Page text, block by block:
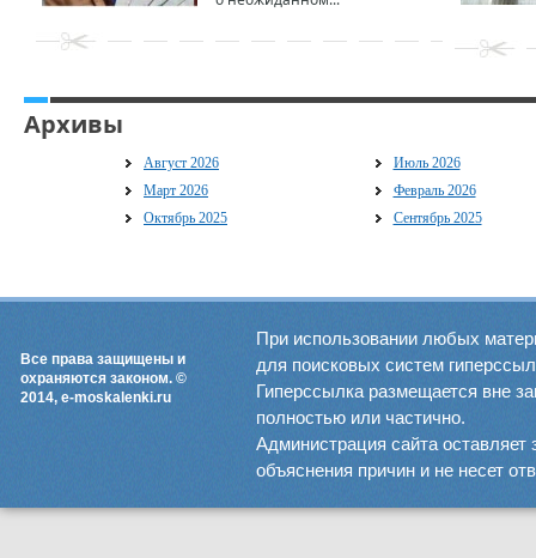
Архивы
Август 2026
Июль 2026
Март 2026
Февраль 2026
Октябрь 2025
Сентябрь 2025
Все права защищены и
охраняются законом. ©
2014, e-moskalenki.ru
При использовании любых
для поисковых систем
Гиперссылка размещается вне
полностью или частично.
Администрация сайта оставляет
объяснения причин и не несет